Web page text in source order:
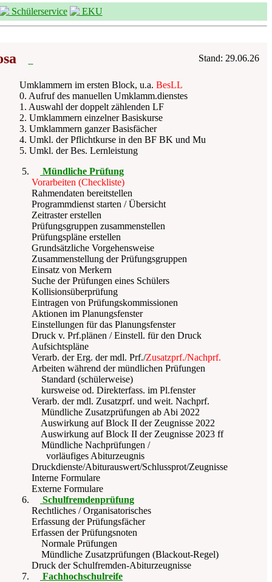
Schülerservice EKU
Stand: 29.06.26
Umklammern im ersten Block, u.a. BesLL
0. Aufruf des manuellen Umklamm.dienstes
1. Auswahl der doppelt zählenden LF
2. Umklammern einzelner Basiskurse
3. Umklammern ganzer Basisfächer
4. Umkl. der Pflichtkurse in den BF BK und Mu
5. Umkl. der Bes. Lernleistung
Mündliche Prüfung
Vorarbeiten (Checkliste)
Rahmendaten bereitstellen
Programmdienst starten / Übersicht
Zeitraster erstellen
Prüfungsgruppen zusammenstellen
Prüfungspläne erstellen
Grundsätzliche Vorgehensweise
Zusammenstellung der Prüfungsgruppen
Einsatz von Merkern
Suche der Prüfungen eines Schülers
Kollisionsüberprüfung
Eintragen von Prüfungskommissionen
Aktionen im Planungsfenster
Einstellungen für das Planungsfenster
Druck v. Prf.plänen / Einstell. für den Druck
Aufsichtspläne
Verarb. der Erg. der mdl. Prf./Zusatzprf./Nachprf.
Arbeiten während der mündlichen Prüfungen
Standard (schülerweise)
kursweise od. Direkterfass. im Pl.fenster
Verarb. der mdl. Zusatzprf. und weit. Nachprf.
Mündliche Zusatzprüfungen ab Abi 2022
Auswirkung auf Block II der Zeugnisse 2022
Auswirkung auf Block II der Zeugnisse 2023 ff
Mündliche Nachprüfungen /
vorläufiges Abiturzeugnis
Druckdienste/Abiturauswert/Schlussprot/Zeugnisse
Interne Formulare
Externe Formulare
Schulfremdenprüfung
Rechtliches / Organisatorisches
Erfassung der Prüfungsfächer
Erfassen der Prüfungsnoten
Normale Prüfungen
Mündliche Zusatzprüfungen (Blackout-Regel)
Druck der Schulfremden-Abiturzeugnisse
Fachhochschulreife